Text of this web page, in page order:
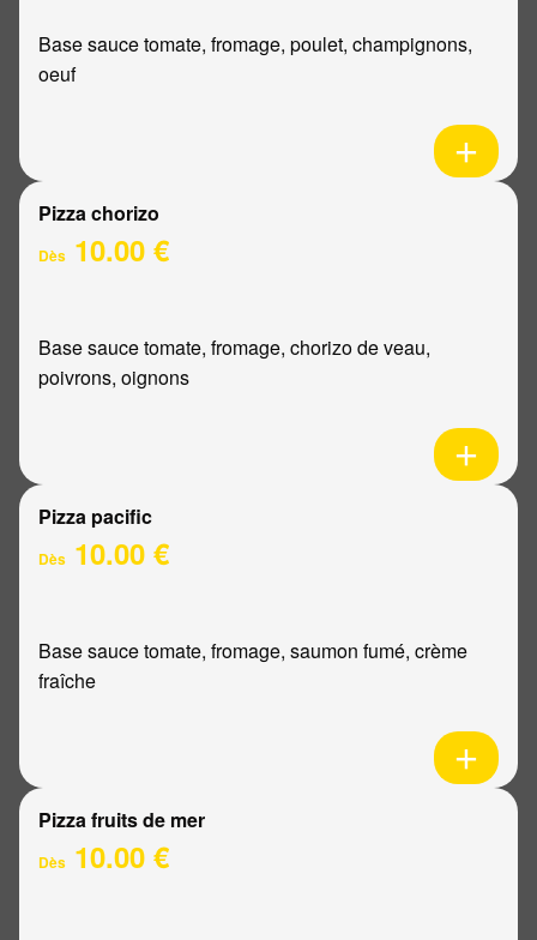
Base sauce tomate, fromage, poulet, champignons,
oeuf
Pizza chorizo
Dès 10.00 €
Base sauce tomate, fromage, chorizo de veau,
poivrons, oignons
Pizza pacific
Dès 10.00 €
Base sauce tomate, fromage, saumon fumé, crème
fraîche
Pizza fruits de mer
Dès 10.00 €